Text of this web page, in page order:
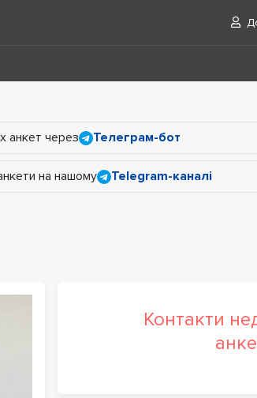
анкет через Телеграм-бот
на нашому Telegram-каналі
Контакти